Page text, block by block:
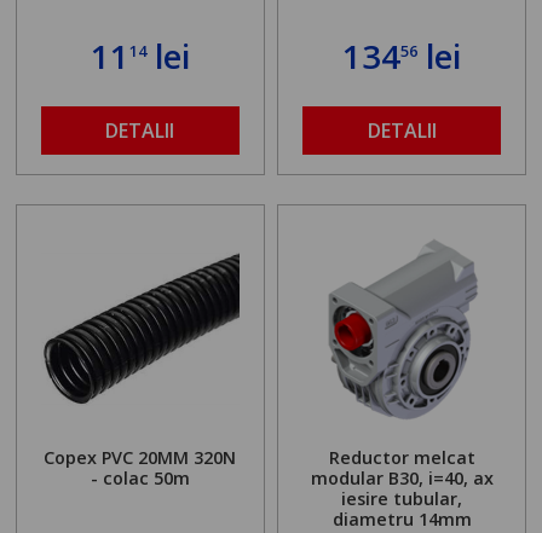
11 14lei
DETALII
13456 lei
DETALII
Copex PVC 20MM 320N
- colac 50m
Reductor melcat
modular B30, i=40, ax
iesire tubular,
diametru 14mm